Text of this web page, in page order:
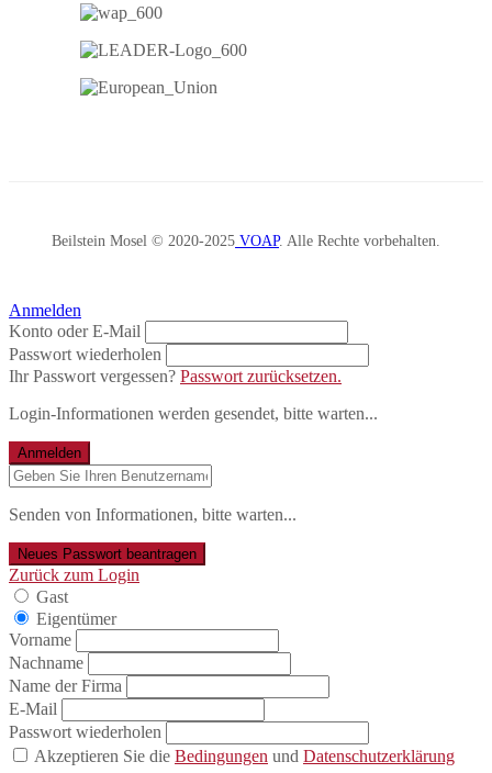
Beilstein Mosel © 2020-2025 VOAP. Alle Rechte vorbehalten.
Anmelden
Konto oder E-Mail
Passwort wiederholen
Ihr Passwort vergessen? Passwort zurücksetzen.
Login-Informationen werden gesendet, bitte warten...
Anmelden
Senden von Informationen, bitte warten...
Neues Passwort beantragen
Zurück zum Login
Gast
Eigentümer
Vorname
Nachname
Name der Firma
E-Mail
Passwort wiederholen
Akzeptieren Sie die Bedingungen und Datenschutzerklärung